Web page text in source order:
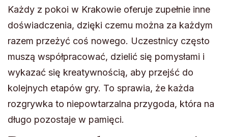
Każdy z pokoi w Krakowie oferuje zupełnie inne
doświadczenia, dzięki czemu można za każdym
razem przeżyć coś nowego. Uczestnicy często
muszą współpracować, dzielić się pomysłami i
wykazać się kreatywnością, aby przejść do
kolejnych etapów gry. To sprawia, że każda
rozgrywka to niepowtarzalna przygoda, która na
długo pozostaje w pamięci.